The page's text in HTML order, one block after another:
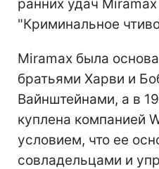
ранних удач
"Криминальное
Miramax была
братьями Харви и
Вайнштейнами, а в
куплена компанией
условием, что ее
совладельцами и